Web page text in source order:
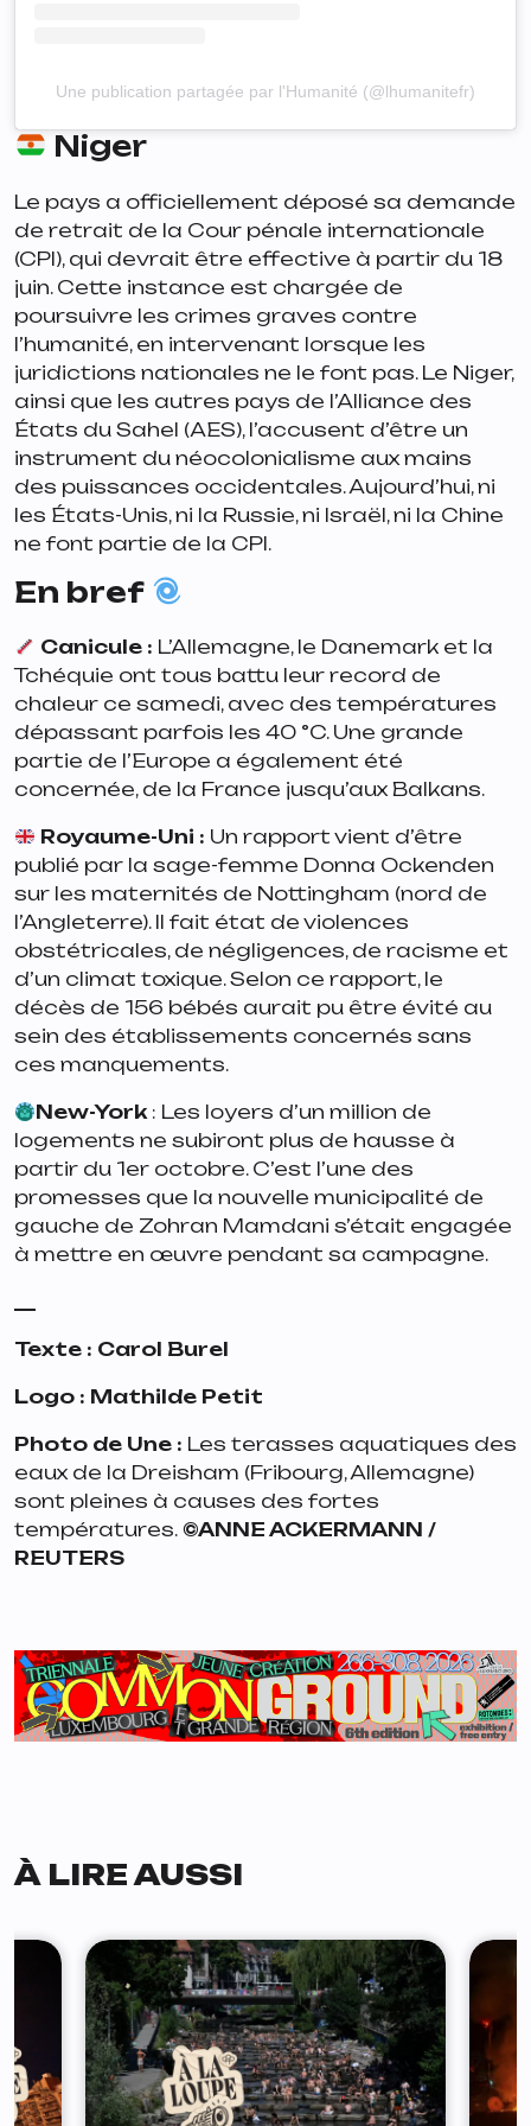
Une publication partagée par l'Humanité (@lhumanitefr)
Niger
Le pays a officiellement déposé sa demande
de retrait de la Cour pénale internationale
(CPI), qui devrait être effective à partir du 18
juin. Cette instance est chargée de
poursuivre les crimes graves contre
l’humanité, en intervenant lorsque les
juridictions nationales ne le font pas. Le Niger,
ainsi que les autres pays de l’Alliance des
États du Sahel (AES), l’accusent d’être un
instrument du néocolonialisme aux mains
des puissances occidentales. Aujourd’hui, ni
les États-Unis, ni la Russie, ni Israël, ni la Chine
ne font partie de la CPI.
En bref
Canicule : L’Allemagne, le Danemark et la
Tchéquie ont tous battu leur record de
chaleur ce samedi, avec des températures
dépassant parfois les 40 °C. Une grande
partie de l’Europe a également été
concernée, de la France jusqu’aux Balkans.
Royaume-Uni : Un rapport vient d’être
publié par la sage-femme Donna Ockenden
sur les maternités de Nottingham (nord de
l’Angleterre). Il fait état de violences
obstétricales, de négligences, de racisme et
d’un climat toxique. Selon ce rapport, le
décès de 156 bébés aurait pu être évité au
sein des établissements concernés sans
ces manquements.
New-York: Les loyers d’un million de
logements ne subiront plus de hausse à
partir du 1er octobre. C’est l’une des
promesses que la nouvelle municipalité de
gauche de Zohran Mamdani s’était engagée
à mettre en œuvre pendant sa campagne.
Texte : Carol Burel
Logo : Mathilde Petit
Photo de Une : Les terasses aquatiques des
eaux de la Dreisham (Fribourg, Allemagne)
sont pleines à causes des fortes
températures. ©ANNE ACKERMANN /
REUTERS
À LIRE AUSSI